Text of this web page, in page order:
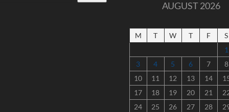
AUGUST 2026
M T W T F
S
1
3
4 5 6 7
8
10
11 12 13 14
17
18 19 20 21
24
25 26 27 28